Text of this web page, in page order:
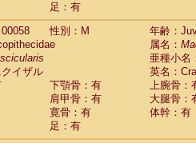
足：有
性別：M
年齢：
属名：
亜種小名
イザル
英名：
下顎骨：有
上腕骨：
肩甲骨：有
大腿骨：
寛骨：有
体幹：有
足：有